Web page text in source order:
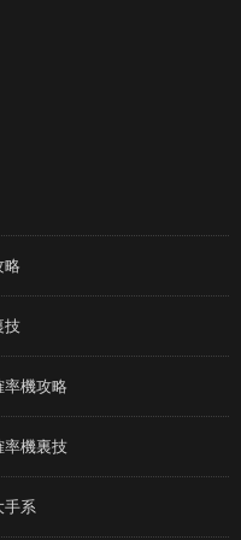
略
技
機攻略
率機裏技
手系